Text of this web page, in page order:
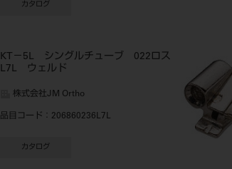
カタログ
KT－5L シングルチューブ 022ロス
L7L ウェルド
株式会社JM Ortho
品目コード ：206860236L7L
カタログ